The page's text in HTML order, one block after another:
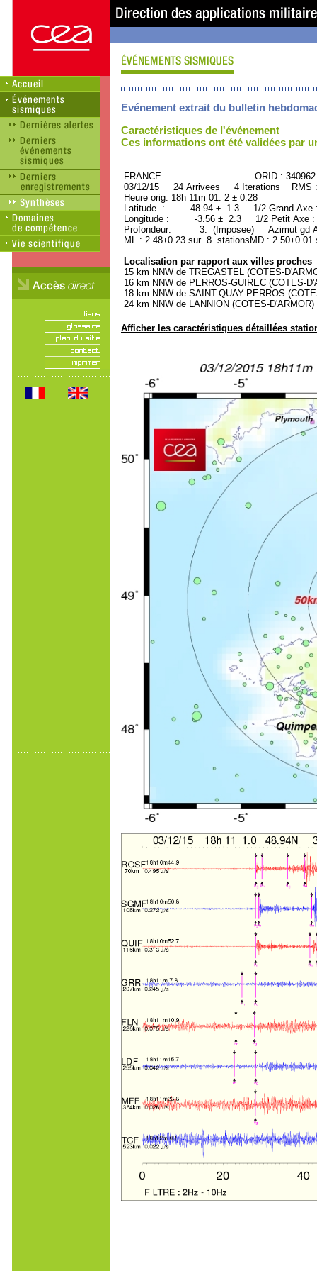
Evénement extrait du bulletin
Caractéristiques de l'événement
Ces informations ont été validées par
FRANCE ORID : 340962
03/12/15 24 Arrivees 4 Iterations RMS
Heure orig: 18h 11m 01. 2 ± 0.28
Latitude : 48.94 ± 1.3 1/2 Grand
Longitude : -3.56 ± 2.3 1/2 Petit Axe
Profondeur: 3. (Imposee) Azimut gd
ML : 2.48±0.23 sur 8 stationsMD :
Localisation par rapport aux villes proches
15 km NNW de TREGASTEL (COTES-
16 km NNW de PERROS-GUIREC (COTES-
18 km NNW de SAINT-QUAY-PERROS
24 km NNW de LANNION (COTES-
Afficher les caractéristiques détaillées